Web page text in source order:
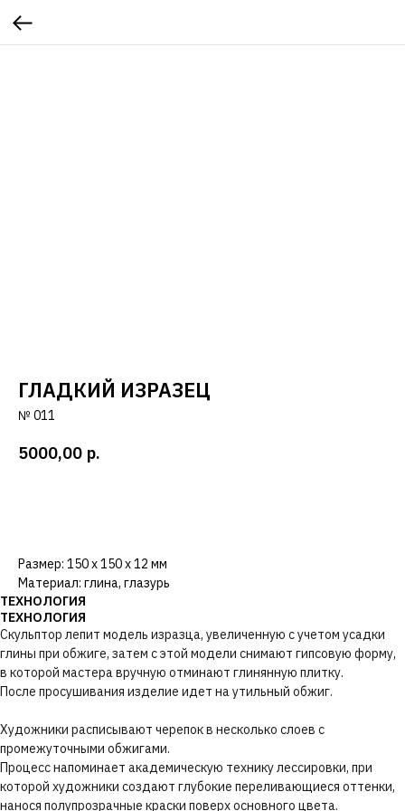
ГЛАДКИЙ ИЗРАЗЕЦ
№ 011
5000,00 р.
Размер: 150 х 150 х 12 мм
Материал: глина, глазурь
ТЕХНОЛОГИЯ
ТЕХНОЛОГИЯ
Скульптор лепит модель изразца, увеличенную с учетом усадки
глины при обжиге, затем с этой модели снимают гипсовую форму,
в которой мастера вручную отминают глинянную плитку.
После просушивания изделие идет на утильный обжиг.
Художники расписывают черепок в несколько слоев с
промежуточными обжигами.
Процесс напоминает академическую технику лессировки, при
которой художники создают глубокие переливающиеся оттенки,
нанося полупрозрачные краски поверх основного цвета.